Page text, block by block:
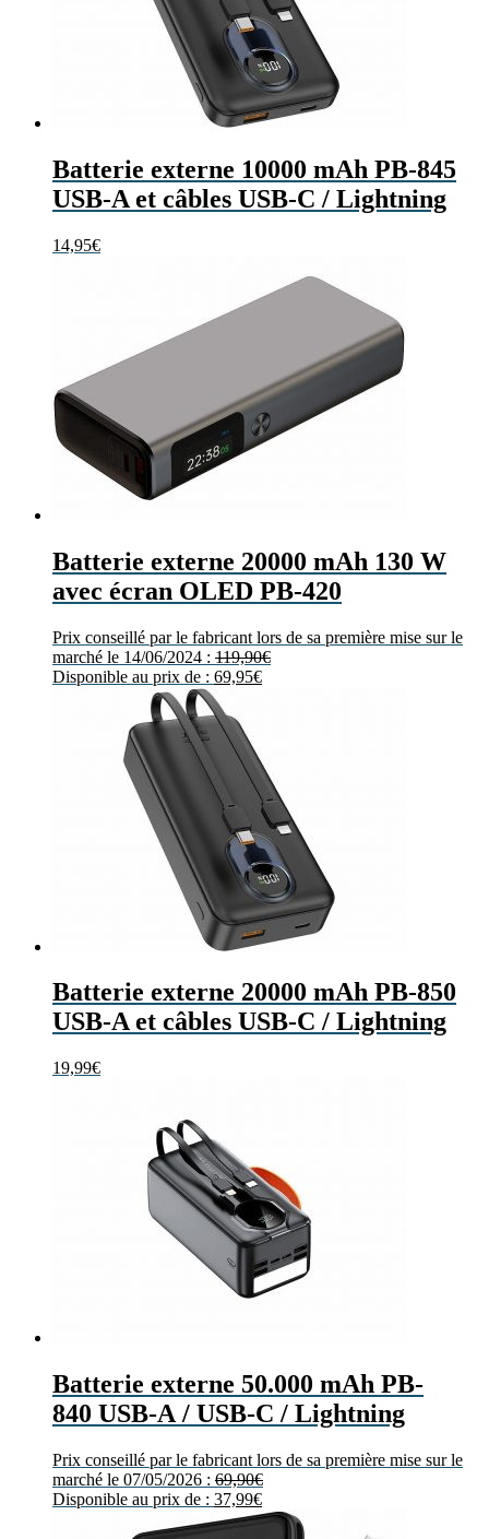
Batterie externe 10000 mAh PB-845
USB-A et câbles USB-C / Lightning
14,95€
Batterie externe 20000 mAh 130 W
avec écran OLED PB-420
Prix conseillé par le fabricant lors de sa première mise sur le
marché le 14/06/2024 : 119,90€
Disponible au prix de : 69,95€
Batterie externe 20000 mAh PB-850
USB-A et câbles USB-C / Lightning
19,99€
Batterie externe 50.000 mAh PB-
840 USB-A / USB-C / Lightning
Prix conseillé par le fabricant lors de sa première mise sur le
marché le 07/05/2026 : 69,90€
Disponible au prix de : 37,99€